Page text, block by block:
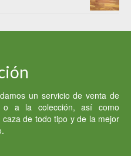
un servicio de venta de
a la colección, así como
de todo tipo y de la mejor